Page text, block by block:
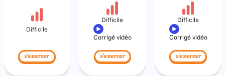
Difficile
s'exercer
Difficile
Corrigé vidéo
s'exercer
Difficile
Corrigé vidéo
s'exercer